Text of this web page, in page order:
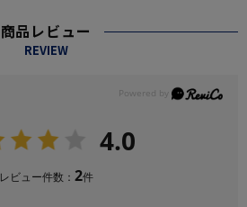
商品レビュー
REVIEW
4.0
レビュー件数： 2件